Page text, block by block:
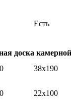
Есть
доска
38х190
22х100